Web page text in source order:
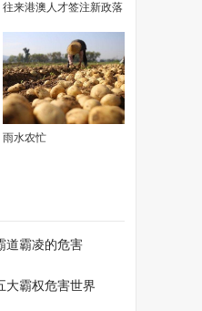
往来港澳人才签注新政落
地首日 穗发出首批6份签
注
雨水农忙
道霸凌的危害
大霸权危害世界